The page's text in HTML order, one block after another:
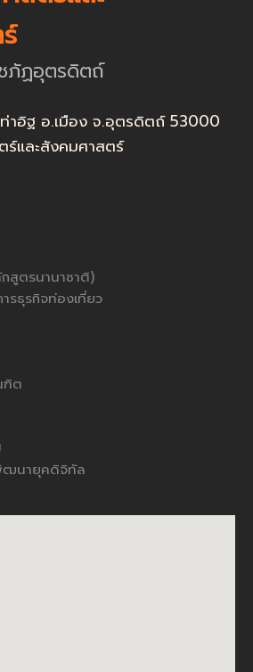
ภัฏอุตรดิตถ์
าอิฐ อ.เมือง จ.อุตรดิตถ์ 53000
และสังคมศาสตร์
สูตรนานาชาติ)
รธุรกิจท่องเที่ยว
ฑิต
ฒนายุคดิจิทัล